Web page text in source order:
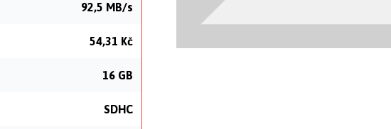
92,5 MB/s
54,31 Kč
16 GB
SDHC